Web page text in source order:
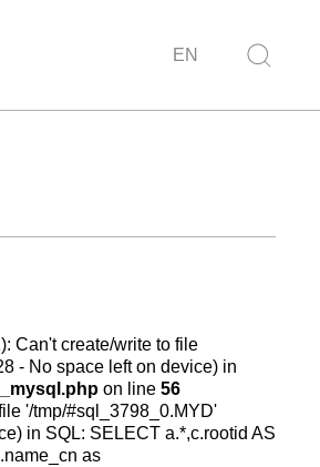
EN
Can't create/write to file
- No space left on device) in
on line 56
'/tmp/#sql_3798_0.MYD'
in SQL: SELECT a.*,c.rootid AS
as